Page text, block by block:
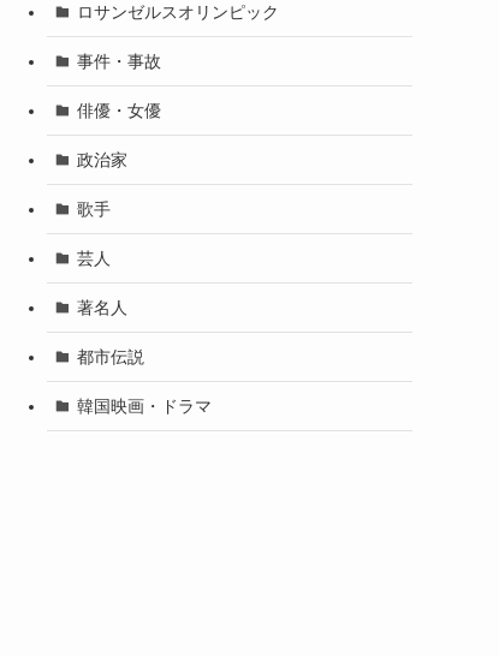
ロサンゼルスオリンピック
事件・事故
俳優・女優
政治家
歌手
芸人
著名人
都市伝説
韓国映画・ドラマ